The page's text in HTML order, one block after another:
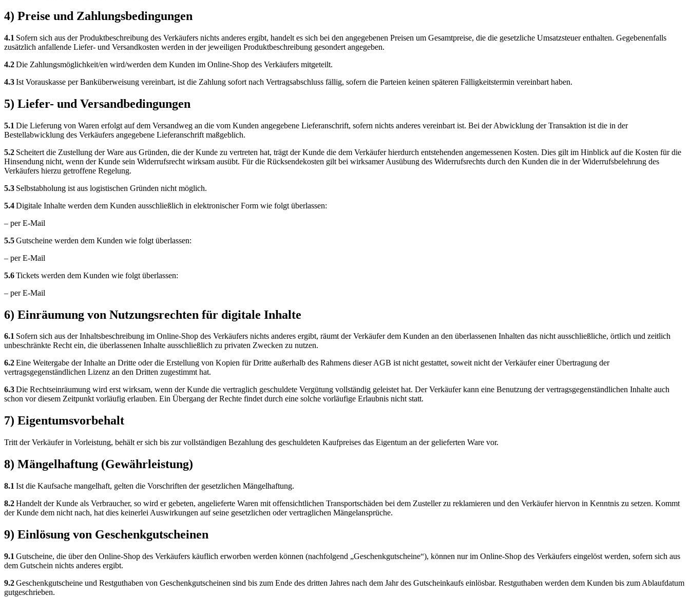
4) Preise und Zahlungsbedingungen
4.1 Sofern sich aus der Produktbeschreibung des Verkäufers nichts anderes ergibt, handelt es sich bei den angegebenen Preisen um Gesamtpreise, die die gesetzliche Umsatzsteuer enthalten. Gegebenenfalls
zusätzlich anfallende Liefer- und Versandkosten werden in der jeweiligen Produktbeschreibung gesondert angegeben.
4.2Die Zahlungsmöglichkeit/en wird/werden dem Kunden im Online-Shop des Verkäufers mitgeteilt.
4.3Ist Vorauskasse per Banküberweisung vereinbart, ist die Zahlung sofort nach Vertragsabschluss fällig, sofern die Parteien keinen späteren Fälligkeitstermin vereinbart haben.
5) Liefer- und Versandbedingungen
5.1 Die Lieferung von Waren erfolgt auf dem Versandweg an die vom Kunden angegebene Lieferanschrift, sofern nichts anderes vereinbart ist. Bei der Abwicklung der Transaktion ist die in der
Bestellabwicklung des Verkäufers angegebene Lieferanschrift maßgeblich.
5.2 Scheitert die Zustellung der Ware aus Gründen, die der Kunde zu vertreten hat, trägt der Kunde die dem Verkäufer hierdurch entstehenden angemessenen Kosten. Dies gilt im Hinblick auf die Kosten für die
Hinsendung nicht, wenn der Kunde sein Widerrufsrecht wirksam ausübt. Für die Rücksendekosten gilt bei wirksamer Ausübung des Widerrufsrechts durch den Kunden die in der Widerrufsbelehrung des
Verkäufers hierzu getroffene Regelung.
5.3 Selbstabholung ist aus logistischen Gründen nicht möglich.
5.4Digitale Inhalte werden dem Kunden ausschließlich in elektronischer Form wie folgt überlassen:
– per E-Mail
5.5Gutscheine werden dem Kunden wie folgt überlassen:
– per E-Mail
5.6Tickets werden dem Kunden wie folgt überlassen:
– per E-Mail
6) Einräumung von Nutzungsrechten für digitale Inhalte
6.1 Sofern sich aus der Inhaltsbeschreibung im Online-Shop des Verkäufers nichts anderes ergibt, räumt der Verkäufer dem Kunden an den überlassenen Inhalten das nicht ausschließliche, örtlich und zeitlich
unbeschränkte Recht ein, die überlassenen Inhalte ausschließlich zu privaten Zwecken zu nutzen.
6.2Eine Weitergabe der Inhalte an Dritte oder die Erstellung von Kopien für Dritte außerhalb des Rahmens dieser AGB ist nicht gestattet, soweit nicht der Verkäufer einer Übertragung der
vertragsgegenständlichen Lizenz an den Dritten zugestimmt hat.
6.3Die Rechtseinräumung wird erst wirksam, wenn der Kunde die vertraglich geschuldete Vergütung vollständig geleistet hat. Der Verkäufer kann eine Benutzung der vertragsgegenständlichen Inhalte auch
schon vor diesem Zeitpunkt vorläufig erlauben. Ein Übergang der Rechte findet durch eine solche vorläufige Erlaubnis nicht statt.
7) Eigentumsvorbehalt
Tritt der Verkäufer in Vorleistung, behält er sich bis zur vollständigen Bezahlung des geschuldeten Kaufpreises das Eigentum an der gelieferten Ware vor.
8) Mängelhaftung (Gewährleistung)
8.1 Ist die Kaufsache mangelhaft, gelten die Vorschriften der gesetzlichen Mängelhaftung.
8.2Handelt der Kunde als Verbraucher, so wird er gebeten, angelieferte Waren mit offensichtlichen Transportschäden bei dem Zusteller zu reklamieren und den Verkäufer hiervon in Kenntnis zu setzen. Kommt
der Kunde dem nicht nach, hat dies keinerlei Auswirkungen auf seine gesetzlichen oder vertraglichen Mängelansprüche.
9) Einlösung von Geschenkgutscheinen
9.1 Gutscheine, die über den Online-Shop des Verkäufers käuflich erworben werden können (nachfolgend „Geschenkgutscheine“), können nur im Online-Shop des Verkäufers eingelöst werden, sofern sich aus
dem Gutschein nichts anderes ergibt.
9.2Geschenkgutscheine und Restguthaben von Geschenkgutscheinen sind bis zum Ende des dritten Jahres nach dem Jahr des Gutscheinkaufs einlösbar. Restguthaben werden dem Kunden bis zum Ablaufdatum
gutgeschrieben.